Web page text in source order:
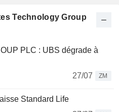
Technology Group
PLC : UBS dégrade à
27/07
ZM
Standard Life